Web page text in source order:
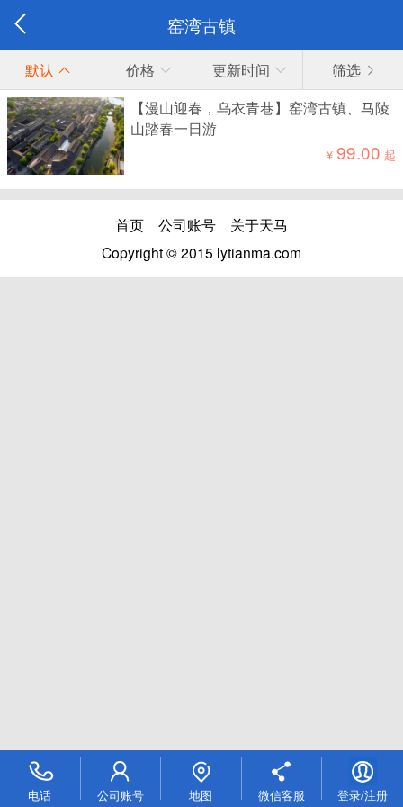
窑湾古镇
默认 价格 更新时间
筛选
【漫山迎春，乌衣青巷】窑湾古镇、马陵
山踏春一日游
¥99.00 起
首页 公司账号
关于天马
Copyright © 2015 lytianma.com
电话 公司账号 地图 微信客服 登录/注册